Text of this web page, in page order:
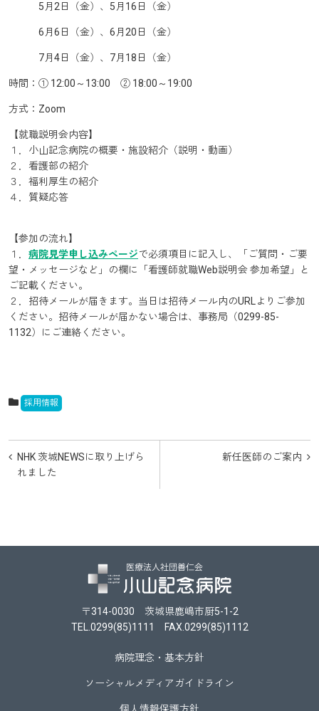
5月2日（金）、5月16日（金）
6月6日（金）、6月20日（金）
7月4日（金）、7月18日（金）
時間：① 12:00～13:00 ② 18:00～19:00
方式：Zoom
【就職説明会内容】
１．小山記念病院の概要・施設紹介（説明・動画）
２．看護部の紹介
３．福利厚生の紹介
４．質疑応答
【参加の流れ】
１． 病院見学申し込みページで必須項目に記入し、「ご質問・ご要
望・メッセージなど」の欄に「看護師就職Web説明会 参加希望」と
ご記載ください。
２．招待メールが届きます。当日は招待メール内のURLよりご参加
ください。招待メールが届かない場合は、事務局（0299-85-
1132）にご連絡ください。
採用情報
投
稿
ゲ
NHK 茨城NEWSに取り上げら
れました
新任医師のご案内
〒314-0030 茨城県鹿嶋市厨5-1-2
TEL.0299(85)1111 FAX.0299(85)1112
病院理念・基本方針
ソーシャルメディアガイドライン